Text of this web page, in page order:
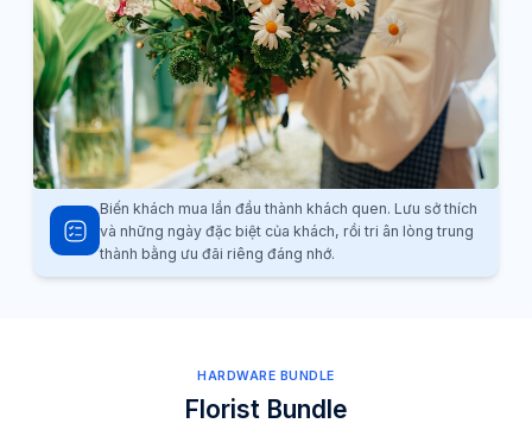
Biến khách mua lần đầu thành khách quen. Lưu sở thích
và những ngày đặc biệt của khách, rồi tri ân lòng trung
thành bằng ưu đãi riêng đáng nhớ.
HARDWARE BUNDLE
Florist Bundle